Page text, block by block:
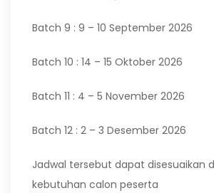
Batch 9 : 9 – 10 September 2026
Batch 10 : 14 – 15 Oktober 2026
Batch 11 : 4 – 5 November 2026
Batch 12 : 2 – 3 Desember 2026
Jadwal tersebut dapat disesuaikan
kebutuhan calon peserta